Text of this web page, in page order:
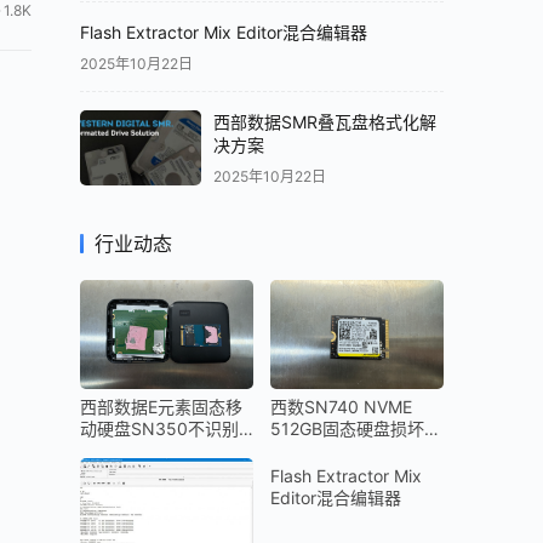
1.8K
Flash Extractor Mix Editor混合编辑器
2025年10月22日
西部数据SMR叠瓦盘格式化解
决方案
2025年10月22日
行业动态
西部数据E元素固态移
动硬盘SN350不识别
西数SN740 NVME
512GB固态硬盘损坏无
密数据恢复成功
Flash Extractor Mix
Editor混合编辑器